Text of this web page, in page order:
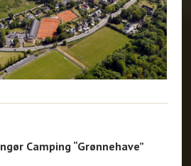
Camping “Grønnehave”